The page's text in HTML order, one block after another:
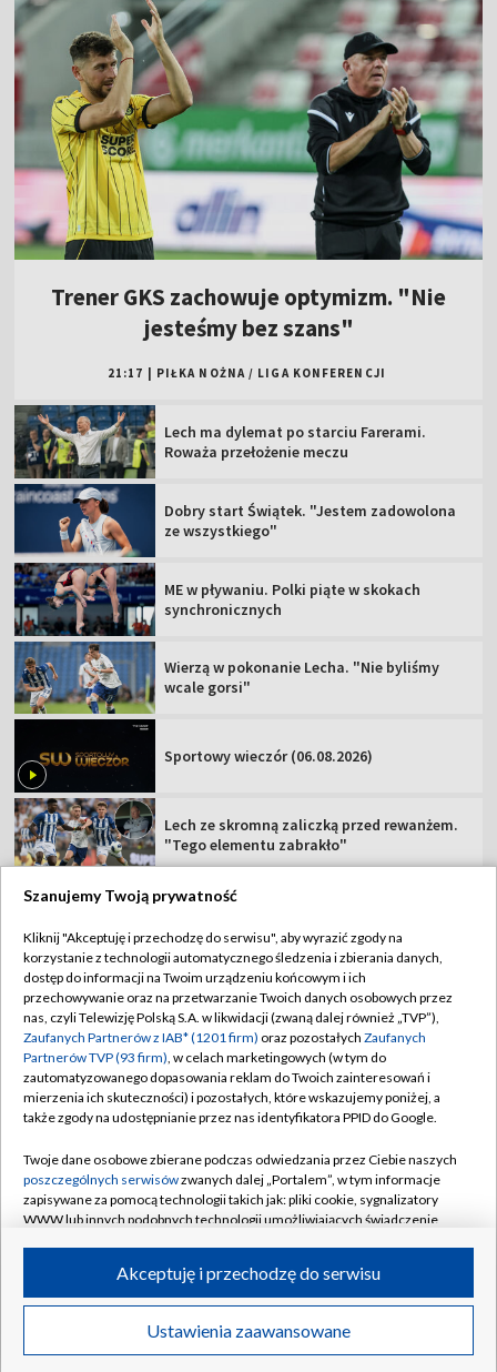
Transmisje Wideo
Trener GKS zachowuje optymizm. "Nie
jesteśmy bez szans"
21:17 PIŁKA NOŻNA / LIGA KONFERENCJI
Lech ma dylemat po starciu Farerami.
Roważa przełożenie meczu
Dobry start Świątek. "Jestem zadowolona
ze wszystkiego"
ME w pływaniu. Polki piąte w skokach
synchronicznych
Wierzą w pokonanie Lecha. "Nie byliśmy
wcale gorsi"
Sportowy wieczór (06.08.2026)
Lech ze skromną zaliczką przed rewanżem.
"Tego elementu zabrakło"
TVP
Abonament TVP
Sklep TVP
Biuro Reklamy
Oferta Handlowa
Emisja w TVP
Rada Programowa
Ogłoszenia przetargowe
Akademia Telewizyjna
Centrum informacji TVP
Regulamin TVP
Polityka prywatności
Moje zgody
Biuro reklamy
Kanały
©2026 Telewizja Polska Spółka Akcyjna w likwidacji
Szanujemy Twoją prywatność
Kliknij "Akceptuję i przechodzę do serwisu", aby wyrazić zgody na
korzystanie z technologii automatycznego śledzenia i zbierania danych,
dostęp do informacji na Twoim urządzeniu końcowym i ich
przechowywanie oraz na przetwarzanie Twoich danych osobowych przez
nas, czyli Telewizję Polską S.A. w likwidacji (zwaną dalej również „TVP”),
Zaufanych Partnerów z IAB* (1201 firm) oraz pozostałych Zaufanych
Partnerów TVP (93 firm), w celach marketingowych (w tym do
zautomatyzowanego dopasowania reklam do Twoich zainteresowań i
mierzenia ich skuteczności) i pozostałych, które wskazujemy poniżej, a
także zgody na udostępnianie przez nas identyfikatora PPID do Google.
Twoje dane osobowe zbierane podczas odwiedzania przez Ciebie naszych
poszczególnych serwisówzwanych dalej „Portalem”, w tym informacje
zapisywane za pomocą technologii takich jak: pliki cookie, sygnalizatory
WWW lub innych podobnych technologii umożliwiających świadczenie
ruchu w Internecie.
Twoje dane osobowe zbierane podczas odwiedzania przez Ciebie
poszczególnych serwisówna Portalu, takie jak adresy IP, identyfikatory
Ustawienia zaawansowane
Akceptuję i przechodzę do serwisu